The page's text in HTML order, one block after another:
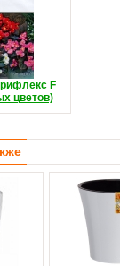
F
цветов)